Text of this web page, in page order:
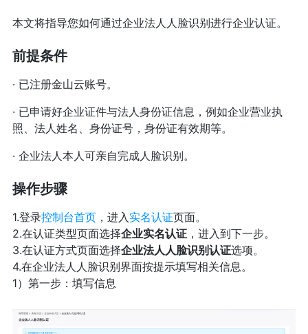
本文将指导您如何通过企业法人人脸识别进行企业认证。
前提条件
· 已注册金山云账号。
· 已申请好企业证件与法人身份证信息，例如企业营业执
照、法人姓名、身份证号，身份证有效期等。
· 企业法人本人可亲自完成人脸识别。
操作步骤
1.登录控制台首页，进入实名认证页面。
2.在认证类型页面选择企业实名认证，进入到下一步。
3.在认证方式页面选择企业法人人脸识别认证选项。
4.在企业法人人脸识别界面按提示填写相关信息。
1）第一步：填写信息